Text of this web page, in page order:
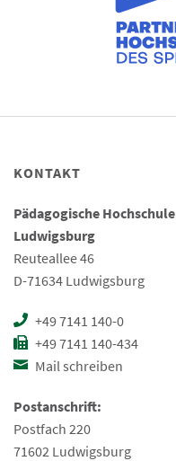
KONTAKT
Pädagogische Hochschule
Ludwigsburg
Reuteallee 46
D-71634 Ludwigsburg
+49 7141 140-0
+49 7141 140-434
Mail schreiben
Postanschrift:
Postfach 220
71602 Ludwigsburg